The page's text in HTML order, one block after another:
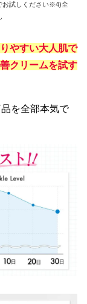
お試しください※4)全
やすい大人肌で
クリームを試す
を全部本気で